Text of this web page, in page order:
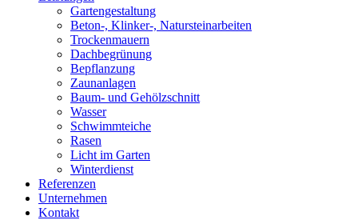
Gartengestaltung
Beton-, Klinker-, Natursteinarbeiten
Trockenmauern
Dachbegrünung
Bepflanzung
Zaunanlagen
Baum- und Gehölzschnitt
Wasser
Schwimmteiche
Rasen
Licht im Garten
Winterdienst
Referenzen
Unternehmen
Kontakt